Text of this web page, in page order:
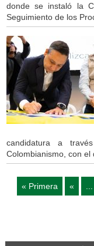
donde se instaló la
Seguimiento de los
candidatura a
Colombianismo, con el
« Primera «